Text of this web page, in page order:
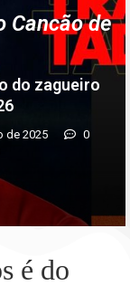
Cancão de
do zagueiro
de 2025
0
é do